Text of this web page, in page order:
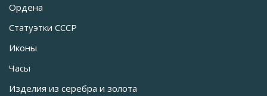
Ордена
Статуэтки СССР
Иконы
Часы
Изделия из серебра и золота